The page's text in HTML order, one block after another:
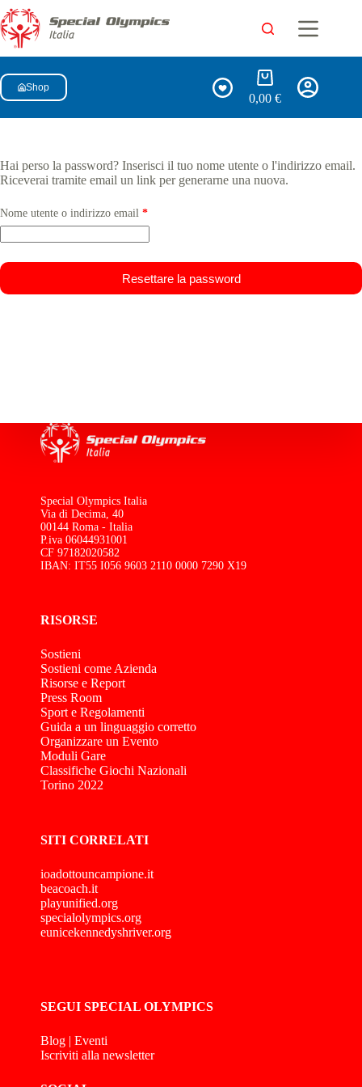
Shop
0,00€
Hai perso la password? Inserisci il tuo nome utente o l'indirizzo email.
Riceverai tramite email un link per generarne una nuova.
Nome utente o indirizzo email *
Resettare la password
Special Olympics Italia
Via di Decima, 40
00144 Roma - Italia
P.iva 06044931001
CF 97182020582
IBAN: IT55 I056 9603 2110 0000 7290 X19
RISORSE
Sostieni
Sostieni come Azienda
Risorse e Report
Press Room
Sport e Regolamenti
Guida a un linguaggio corretto
Organizzare un Evento
Moduli Gare
Classifiche Giochi Nazionali
Torino 2022
SITI CORRELATI
ioadottouncampione.it
beacoach.it
playunified.org
specialolympics.org
eunicekennedyshriver.org
SEGUI SPECIAL OLYMPICS
Blog | Eventi
Iscriviti alla newsletter